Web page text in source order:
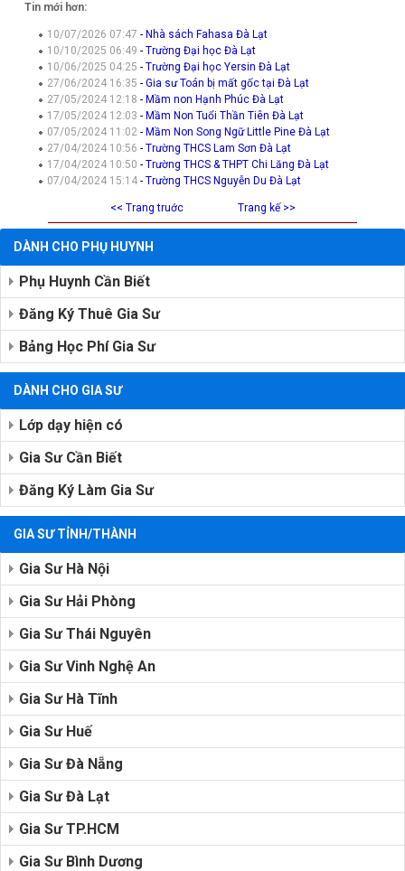
Tin mới hơn:
10/07/2026 07:47- Nhà sách Fahasa Đà Lạt
10/10/2025 06:49-Trường Đại học Đà Lạt
10/06/2025 04:25-Trường Đại học Yersin Đà Lạt
27/06/2024 16:35-Gia sư Toán bị mất gốc tại Đà Lạt
27/05/2024 12:18- Mầm non Hạnh Phúc Đà Lạt
17/05/2024 12:03- Mầm Non Tuổi Thần Tiên Đà Lạt
07/05/2024 11:02- Mầm Non Song Ngữ Little Pine Đà Lạt
27/04/2024 10:56-Trường THCS Lam Sơn Đà Lạt
17/04/2024 10:50-Trường THCS & THPT Chi Lăng Đà Lạt
07/04/2024 15:14-Trường THCS Nguyễn Du Đà Lạt
<< Trang truớc Trang kế >>
DÀNH CHO PHỤ HUYNH
Phụ Huynh Cần Biết
Đăng Ký Thuê Gia Sư
Bảng Học Phí Gia Sư
DÀNH CHO GIA SƯ
Lớp dạy hiện có
Gia Sư Cần Biết
Đăng Ký Làm Gia Sư
GIA SƯ TỈNH/THÀNH
Gia Sư Hà Nội
Gia Sư Hải Phòng
Gia Sư Thái Nguyên
Gia Sư Vinh Nghệ An
Gia Sư Hà Tĩnh
Gia Sư Huế
Gia Sư Đà Nẵng
Gia Sư Đà Lạt
Gia Sư TP.HCM
Gia Sư Bình Dương